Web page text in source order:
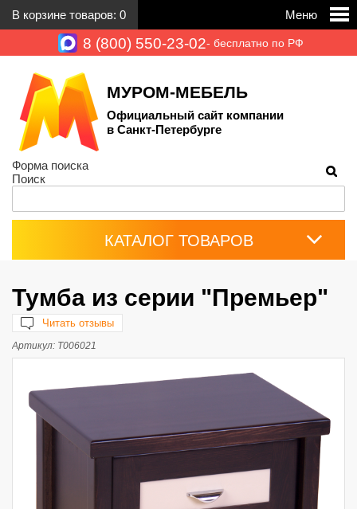
В корзине товаров: 0 Меню
8 (800) 550-23-02- бесплатно по РФ
МУРОМ-МЕБЕЛЬ
Официальный сайт компании
в Санкт-Петербурге
Форма поиска
Поиск
КАТАЛОГ ТОВАРОВ
Тумба из серии "Премьер"
Читать отзывы
Артикул: Т006021